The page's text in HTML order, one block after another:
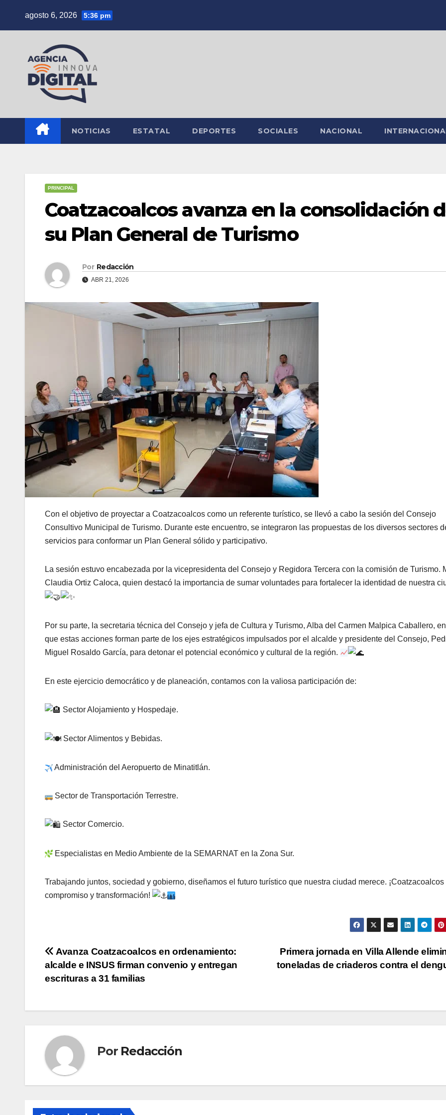
agosto 6, 2026 5:36 pm
NOTICIAS ESTATAL DEPORTES SOCIALES NACIONAL
PRINCIPAL
Coatzacoalcos avanza en la consolidación
su Plan General de Turismo
Por Redacción
ABR 21, 2026
Con el objetivo de proyectar a Coatzacoalcos como un referente turístico, se llevó a cabo la sesión del Consejo
Consultivo Municipal de Turismo. Durante este encuentro, se integraron las propuestas de los diversos sectores
servicios para conformar un Plan General sólido y participativo.
La sesión estuvo encabezada por la vicepresidenta del Consejo y Regidora Tercera con la comisión de Turismo.
Claudia Ortiz Caloca, quien destacó la importancia de sumar voluntades para fortalecer la identidad de nuestra
Por su parte, la secretaria técnica del Consejo y jefa de Cultura y Turismo, Alba del Carmen Malpica Caballero,
que estas acciones forman parte de los ejes estratégicos impulsados por el alcalde y presidente del Consejo,
Miguel Rosaldo García, para detonar el potencial económico y cultural de la región.
En este ejercicio democrático y de planeación, contamos con la valiosa participación de:
Sector Alojamiento y Hospedaje.
Sector Alimentos y Bebidas.
Administración del Aeropuerto de Minatitlán.
Sector de Transportación Terrestre.
Sector Comercio.
Especialistas en Medio Ambiente de la SEMARNAT en la Zona Sur.
Trabajando juntos, sociedad y gobierno, diseñamos el futuro turístico que nuestra ciudad merece. ¡Coatzacoalcos
compromiso y transformación!
Navegación
de
Primera jornada en Villa Allende
toneladas de criaderos contra el
Avanza Coatzacoalcos en ordenamiento:
alcalde e INSUS firman convenio y entregan
escrituras a 31 familias
Por Redacción